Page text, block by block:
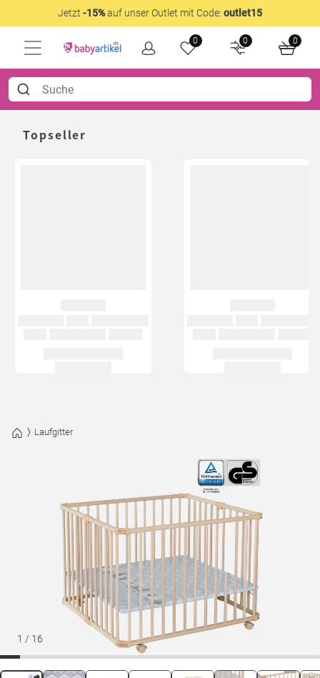
Jetzt -15%auf unser Outlet mit Code: outlet15
0 0 0
Topseller
Laufgitter
1 / 16